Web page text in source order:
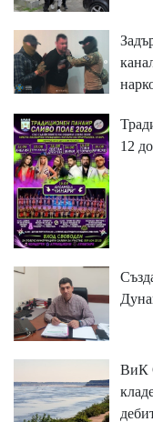
12
ВиК